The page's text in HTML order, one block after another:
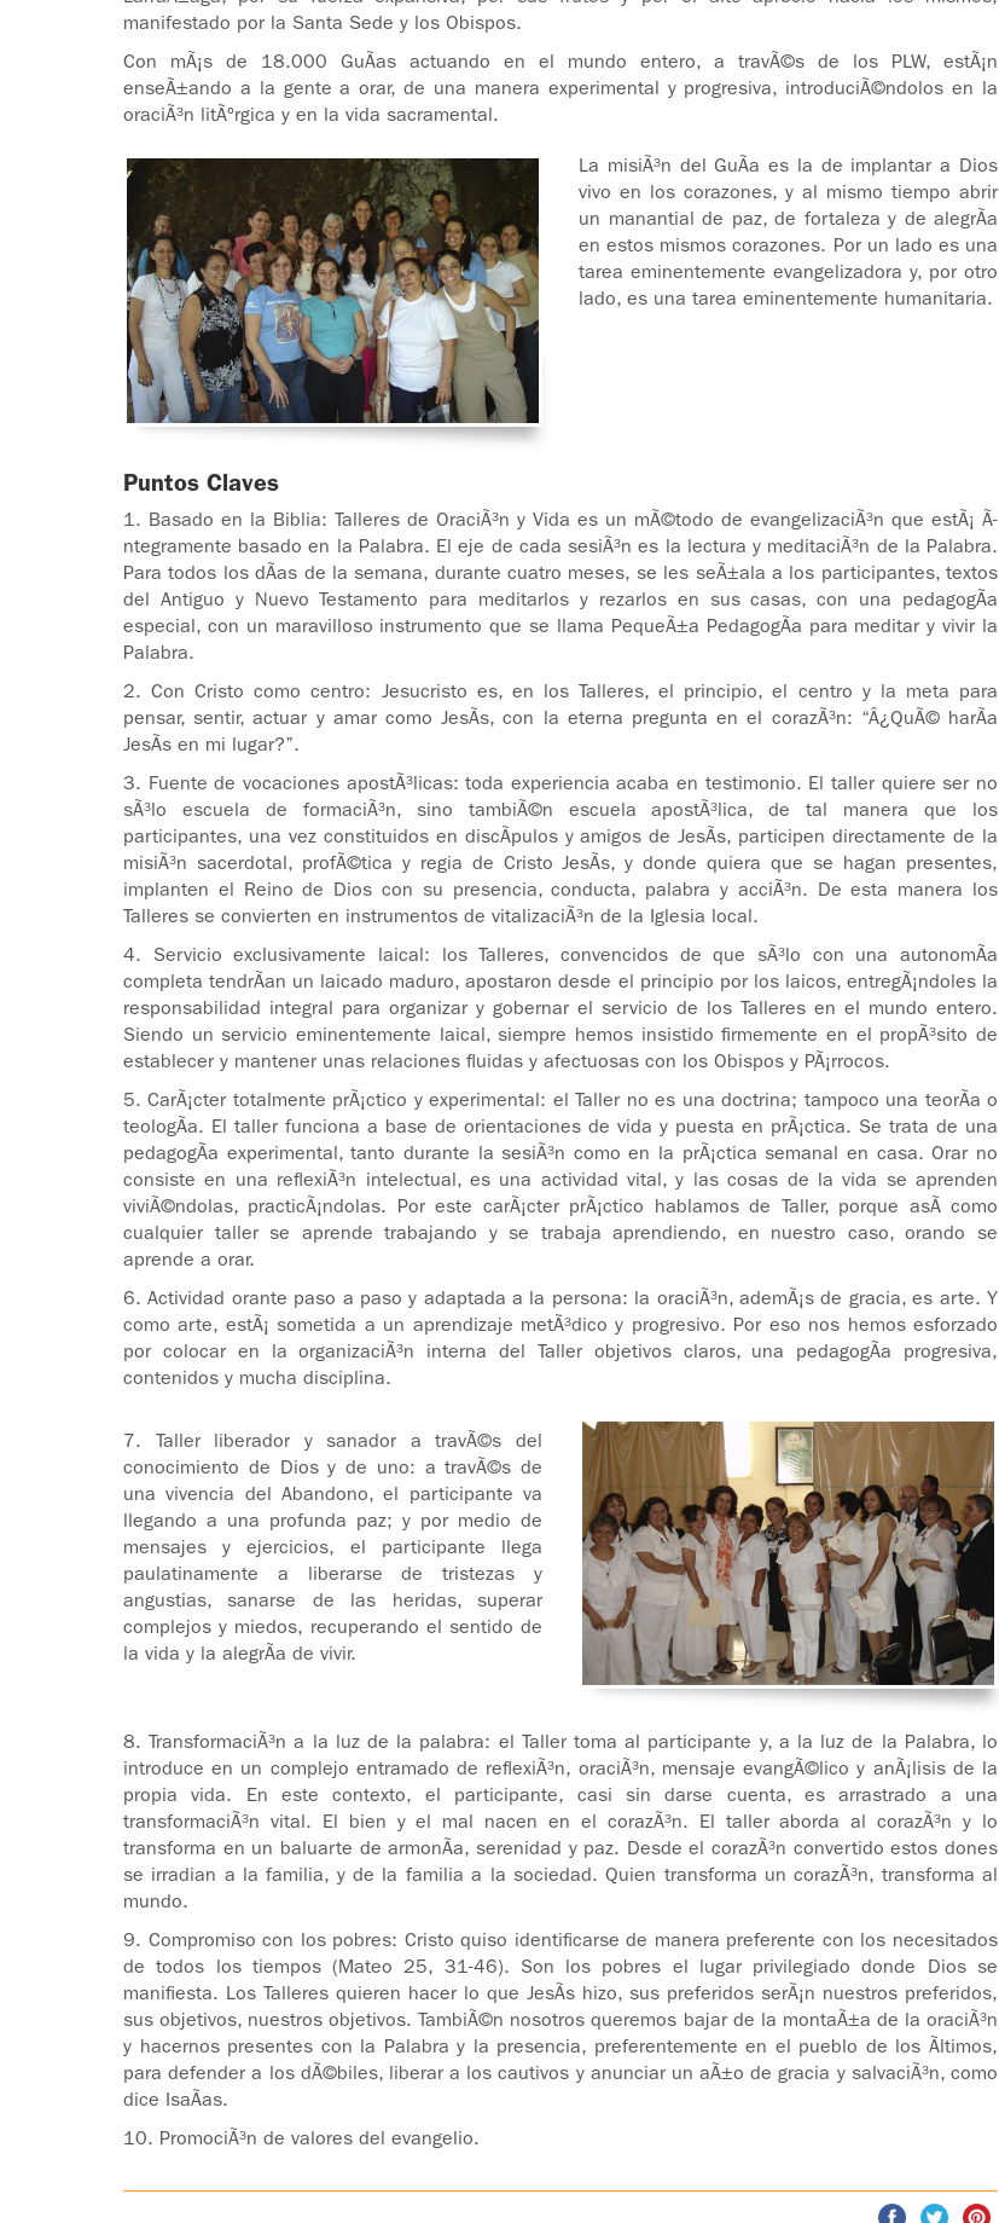
manifestado por la Santa Sede y los Obispos.
Con mÃ¡s de 18.000 GuÃ­as actuando en el mundo entero, a travÃ©s de los PLW, estÃ¡n
enseÃ±ando a la gente a orar, de una manera experimental y progresiva, introduciÃ©ndolos en la
oraciÃ³n litÃºrgica y en la vida sacramental.
La misiÃ³n del GuÃ­a es la de implantar a Dios
vivo en los corazones, y al mismo tiempo abrir
un manantial de paz, de fortaleza y de alegrÃ­a
en estos mismos corazones. Por un lado es una
tarea eminentemente evangelizadora y, por otro
lado, es una tarea eminentemente humanitaria.
Puntos Claves
1. Basado en la Biblia: Talleres de OraciÃ³n y Vida es un mÃ©todo de evangelizaciÃ³n que estÃ¡ Ã­
ntegramente basado en la Palabra. El eje de cada sesiÃ³n es la lectura y meditaciÃ³n de la Palabra.
Para todos los dÃ­as de la semana, durante cuatro meses, se les seÃ±ala a los participantes, textos
del Antiguo y Nuevo Testamento para meditarlos y rezarlos en sus casas, con una pedagogÃ­a
especial, con un maravilloso instrumento que se llama PequeÃ±a PedagogÃ­a para meditar y vivir la
Palabra.
2. Con Cristo como centro: Jesucristo es, en los Talleres, el principio, el centro y la meta para
pensar, sentir, actuar y amar como JesÃ­s, con la eterna pregunta en el corazÃ³n: “Â¿QuÃ© harÃ­a
JesÃ­s en mi lugar?”.
3. Fuente de vocaciones apostÃ³licas: toda experiencia acaba en testimonio. El taller quiere ser no
sÃ³lo escuela de formaciÃ³n, sino tambiÃ©n escuela apostÃ³lica, de tal manera que los
participantes, una vez constituidos en discÃ­pulos y amigos de JesÃ­s, participen directamente de la
misiÃ³n sacerdotal, profÃ©tica y regia de Cristo JesÃ­s, y donde quiera que se hagan presentes,
implanten el Reino de Dios con su presencia, conducta, palabra y acciÃ³n. De esta manera los
Talleres se convierten en instrumentos de vitalizaciÃ³n de la Iglesia local.
4. Servicio exclusivamente laical: los Talleres, convencidos de que sÃ³lo con una autonomÃ­a
completa tendrÃ­an un laicado maduro, apostaron desde el principio por los laicos, entregÃ¡ndoles la
responsabilidad integral para organizar y gobernar el servicio de los Talleres en el mundo entero.
Siendo un servicio eminentemente laical, siempre hemos insistido firmemente en el propÃ³sito de
establecer y mantener unas relaciones fluidas y afectuosas con los Obispos y PÃ¡rrocos.
5. CarÃ¡cter totalmente prÃ¡ctico y experimental: el Taller no es una doctrina; tampoco una teorÃ­a o
teologÃ­a. El taller funciona a base de orientaciones de vida y puesta en prÃ¡ctica. Se trata de una
pedagogÃ­a experimental, tanto durante la sesiÃ³n como en la prÃ¡ctica semanal en casa. Orar no
consiste en una reflexiÃ³n intelectual, es una actividad vital, y las cosas de la vida se aprenden
viviÃ©ndolas, practicÃ¡ndolas. Por este carÃ¡cter prÃ¡ctico hablamos de Taller, porque asÃ­ como
cualquier taller se aprende trabajando y se trabaja aprendiendo, en nuestro caso, orando se
aprende a orar.
6. Actividad orante paso a paso y adaptada a la persona: la oraciÃ³n, ademÃ¡s de gracia, es arte. Y
como arte, estÃ¡ sometida a un aprendizaje metÃ³dico y progresivo. Por eso nos hemos esforzado
por colocar en la organizaciÃ³n interna del Taller objetivos claros, una pedagogÃ­a progresiva,
contenidos y mucha disciplina.
7. Taller liberador y sanador a travÃ©s del
conocimiento de Dios y de uno: a travÃ©s de
una vivencia del Abandono, el participante va
llegando a una profunda paz; y por medio de
mensajes y ejercicios, el participante llega
paulatinamente a liberarse de tristezas y
angustias, sanarse de las heridas, superar
complejos y miedos, recuperando el sentido de
la vida y la alegrÃ­a de vivir.
8. TransformaciÃ³n a la luz de la palabra: el Taller toma al participante y, a la luz de la Palabra, lo
introduce en un complejo entramado de reflexiÃ³n, oraciÃ³n, mensaje evangÃ©lico y anÃ¡lisis de la
propia vida. En este contexto, el participante, casi sin darse cuenta, es arrastrado a una
transformaciÃ³n vital. El bien y el mal nacen en el corazÃ³n. El taller aborda al corazÃ³n y lo
transforma en un baluarte de armonÃ­a, serenidad y paz. Desde el corazÃ³n convertido estos dones
se irradian a la familia, y de la familia a la sociedad. Quien transforma un corazÃ³n, transforma al
mundo.
9. Compromiso con los pobres: Cristo quiso identificarse de manera preferente con los necesitados
de todos los tiempos (Mateo 25, 31-46). Son los pobres el lugar privilegiado donde Dios se
manifiesta. Los Talleres quieren hacer lo que JesÃ­s hizo, sus preferidos serÃ¡n nuestros preferidos,
sus objetivos, nuestros objetivos. TambiÃ©n nosotros queremos bajar de la montaÃ±a de la oraciÃ³n
y hacernos presentes con la Palabra y la presencia, preferentemente en el pueblo de los Ã­ltimos,
para defender a los dÃ©biles, liberar a los cautivos y anunciar un aÃ±o de gracia y salvaciÃ³n, como
dice IsaÃ­as.
10. PromociÃ³n de valores del evangelio.